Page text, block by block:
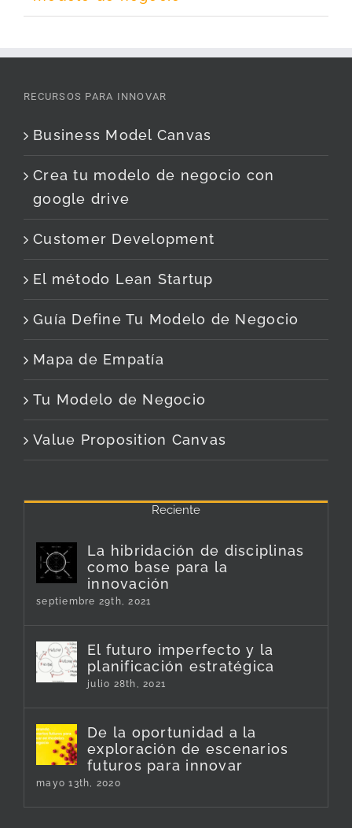
RECURSOS PARA INNOVAR
Business Model Canvas
Crea tu modelo de negocio con
google drive
Customer Development
El método Lean Startup
Guía Define Tu Modelo de Negocio
Mapa de Empatía
Tu Modelo de Negocio
Value Proposition Canvas
Reciente
La hibridación de disciplinas
como base para la
innovación
septiembre 29th, 2021
El futuro imperfecto y la
planificación estratégica
julio 28th, 2021
De la oportunidad a la
exploración de escenarios
futuros para innovar
mayo 13th, 2020